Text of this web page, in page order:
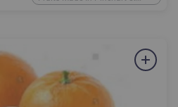
d'ailleurs